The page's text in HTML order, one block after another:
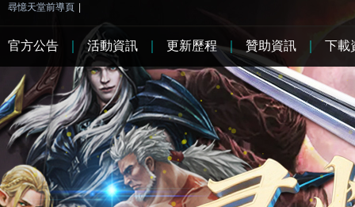
尋憶天堂前導頁